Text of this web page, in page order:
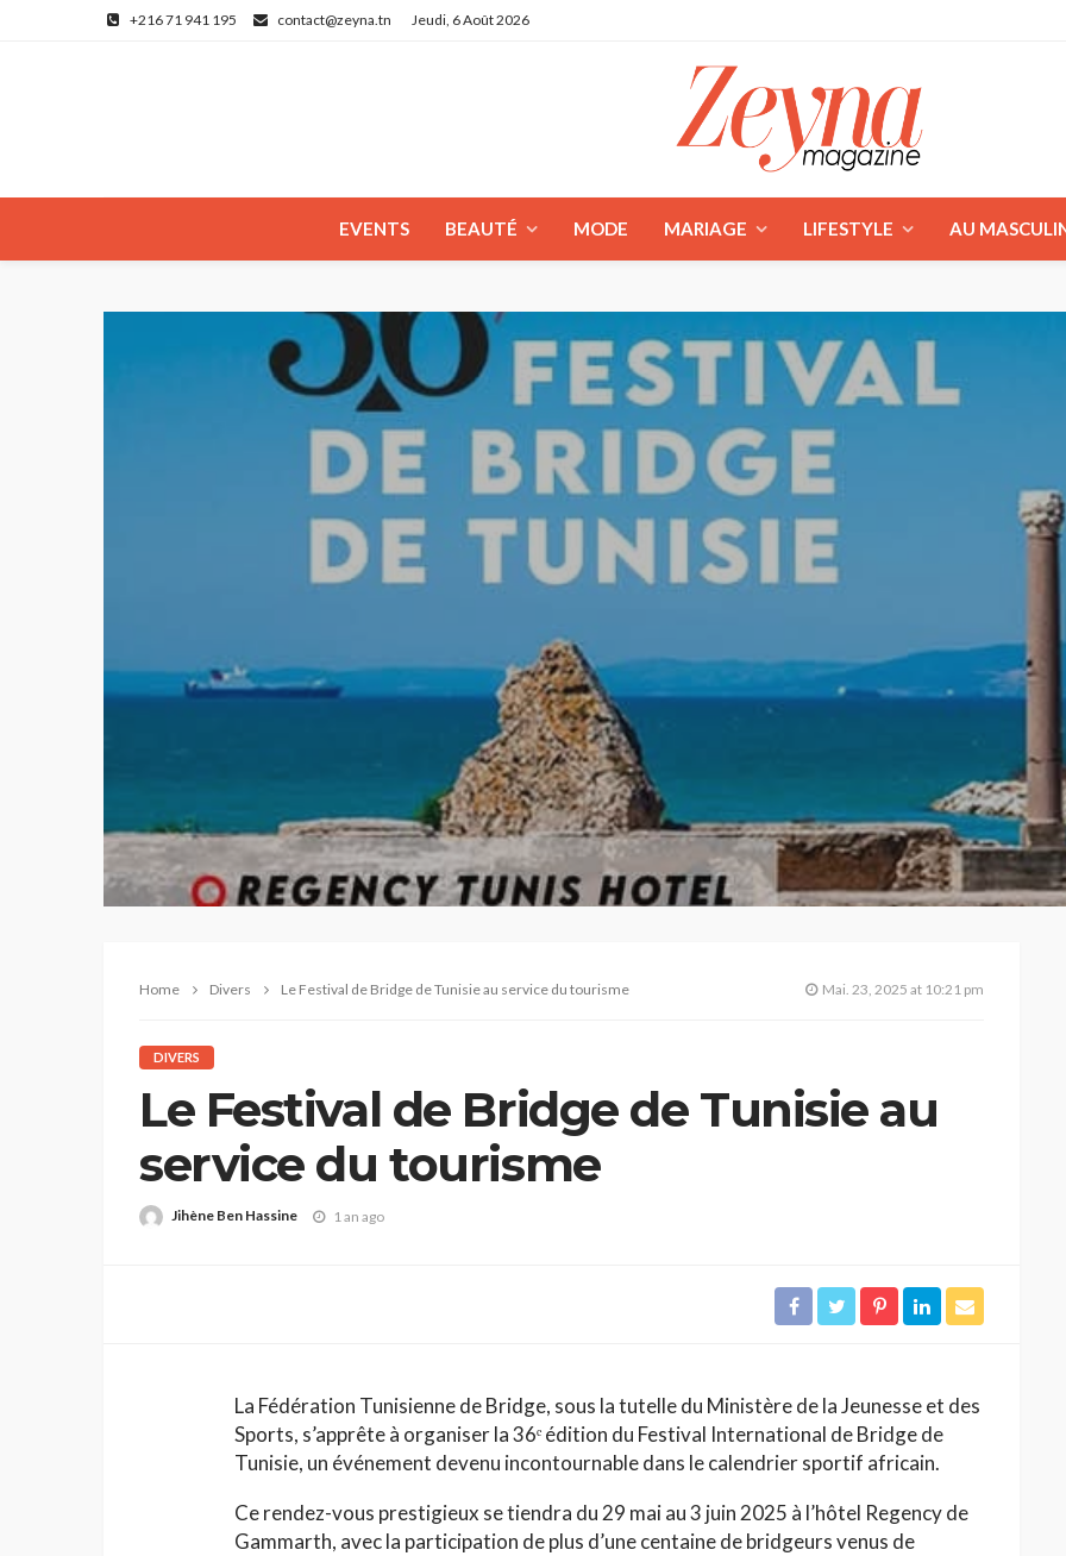
+216 71 941 195 contact@zeyna.tn Jeudi, 6 Août 2026
EVENTS BEAUTÉ MODE MARIAGE LIFESTYLE AU
Home Divers Le Festival de Bridge de Tunisie au service du tourisme Mai. 23, 2025 at 10:21 pm
DIVERS
Le Festival de Bridge de Tunisie au
service du tourisme
Jihène Ben Hassine 1 an ago
La Fédération Tunisienne de Bridge, sous la tutelle du Ministère de la Jeunesse et des
Sports, s’apprête à organiser la 36ᵉ édition du Festival International de Bridge de
Tunisie, un événement devenu incontournable dans le calendrier sportif africain.
Ce rendez-vous prestigieux se tiendra du 29 mai au 3 juin 2025 à l’hôtel Regency de
Gammarth, avec la participation de plus d’une centaine de bridgeurs venus de